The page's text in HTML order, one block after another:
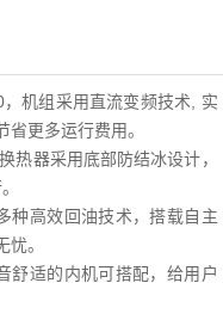
，机组采用直流变频技术, 实
更多运行费用。
热器采用底部防结冰设计，
种高效回油技术，搭载自主
。
舒适的内机可搭配，给用户